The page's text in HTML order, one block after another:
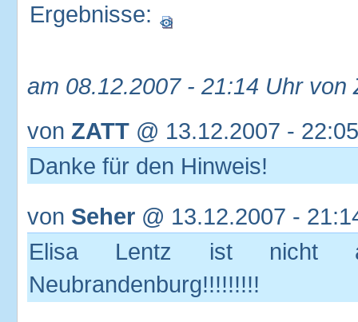
Ergebnisse:
am 08.12.2007 - 21:14 Uhr von
von ZATT @ 13.12.2007 -
Danke für den Hinweis!
von Seher @ 13.12.2007 -
Elisa Lentz ist nicht
Neubrandenburg!!!!!!!!!